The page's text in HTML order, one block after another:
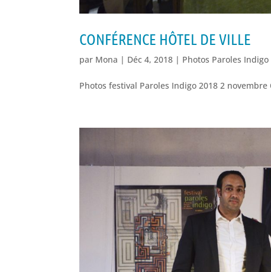
CONFÉRENCE HÔTEL DE VILLE
par Mona | Déc 4, 2018 | Photos Paroles Indigo
Photos festival Paroles Indigo 2018 2